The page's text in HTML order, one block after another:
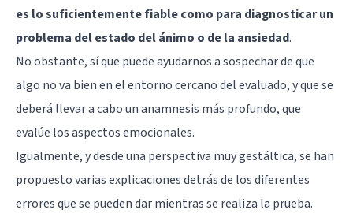
es lo suficientemente fiable como para diagnosticar un
problema del estado del ánimo o de la ansiedad.
No obstante, sí que puede ayudarnos a sospechar de que
algo no va bien en el entorno cercano del evaluado, y que se
deberá llevar a cabo un anamnesis más profundo, que
evalúe los aspectos emocionales.
Igualmente, y desde una perspectiva muy gestáltica, se han
propuesto varias explicaciones detrás de los diferentes
errores que se pueden dar mientras se realiza la prueba.